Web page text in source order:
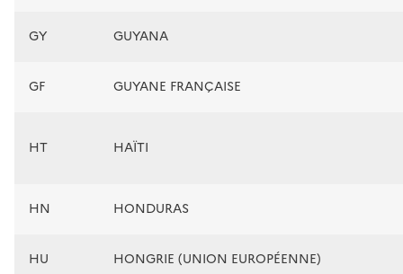
GY GUYANA
GF GUYANE FRANÇAISE
HT HAÏTI
HN HONDURAS
HU HONGRIE (UNION EUROPÉENNE)